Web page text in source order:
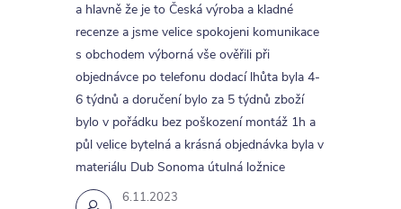
6.11.2023
a hlavně že je to Česká výroba a kladné
recenze a jsme velice spokojeni komunikace
s obchodem výborná vše ověřili při
objednávce po telefonu dodací lhůta byla 4-
6 týdnů a doručení bylo za 5 týdnů zboží
bylo v pořádku bez poškození montáž 1h a
půl velice bytelná a krásná objednávka byla v
materiálu Dub Sonoma útulná ložnice